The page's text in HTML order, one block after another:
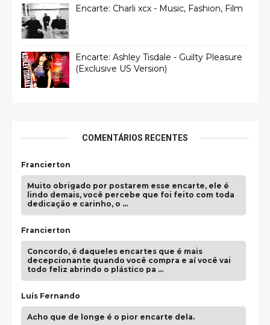
Encarte: Charli xcx - Music, Fashion, Film
Encarte: Ashley Tisdale - Guilty Pleasure
(Exclusive US Version)
COMENTÁRIOS RECENTES
Francierton
Muito obrigado por postarem esse encarte, ele é
lindo demais, você percebe que foi feito com toda
dedicação e carinho, o …
Francierton
Concordo, é daqueles encartes que é mais
decepcionante quando você compra e aí você vai
todo feliz abrindo o plástico pa …
Luís Fernando
Acho que de longe é o pior encarte dela.